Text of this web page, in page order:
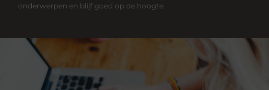
onderwerpen en blijf goed op de hoogte.